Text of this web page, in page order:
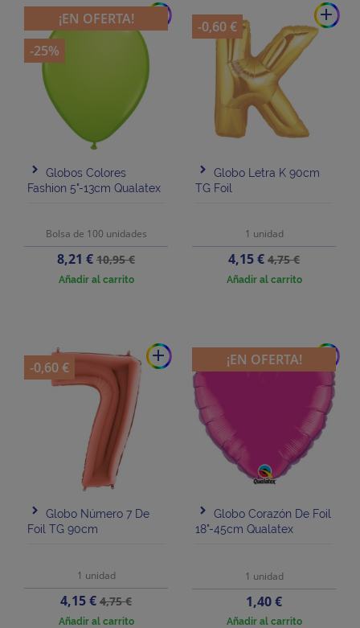
add
Globos Colores
Fashion 5"-13cm Qualatex
Bolsa de 100 unidades
Precio
8,21 €Precio
base
10,95 €
Añadir al carrito
¡EN OFERTA!
-25%
add
Globo Letra K 90cm
TG Foil
1 unidad
Precio
4,15 €Precio
base
4,75 €
Añadir al carrito
-0,60 €
add
Globo Número 7 De
Foil TG 90cm
1 unidad
Precio
4,15 €Precio
base
4,75 €
Añadir al carrito
-0,60 €
add
Globo Corazón De Foil
18"-45cm Qualatex
1 unidad
Precio
1,40 €
Añadir al carrito
¡EN OFERTA!